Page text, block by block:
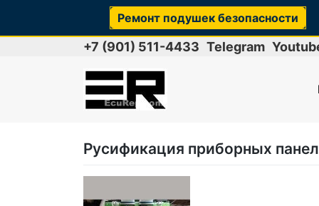
Ремонт подушек безопасности
+7 (901) 511-4433 Telegram
Русификация приборных